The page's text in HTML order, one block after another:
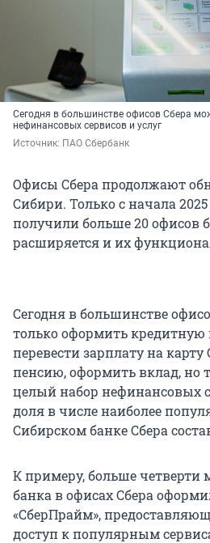
Сегодня в большинстве офисов Сбера
нефинансовых сервисов и услуг
Источник: ПАО Сбербанк
Офисы Сбера продолжают
Сибири. Только с начала
получили больше 20 офисов
расширяется и их
Сегодня в большинстве
только оформить кредитную
перевести зарплату на карту
пенсию, оформить вклад, но
целый набор нефинансовых
доля в числе наиболее
Сибирском банке Сбера
К примеру, больше четверти
банка в офисах Сбера
«СберПрайм»,
доступ к популярным